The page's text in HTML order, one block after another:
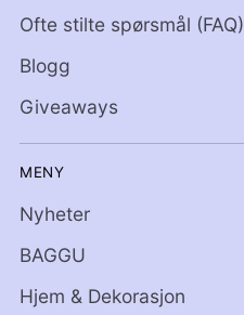
Ofte stilte spørsmål (FAQ)
Blogg
Giveaways
MENY
Nyheter
BAGGU
Hjem & Dekorasjon